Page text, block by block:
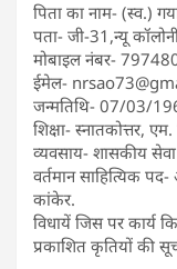
पिता का नाम- (स्व.)
पता- जी-31,न्यू
मोबाइल नंबर-
ईमेल-
जन्मतिथि- 07/03/
शिक्षा- स्नातकोत्तर,
व्यवसाय- शासकीय सेवा
वर्तमान साहित्यिक पद-
कांकेर.
विधायें जिस पर कार्य
प्रकाशित कृतियों की